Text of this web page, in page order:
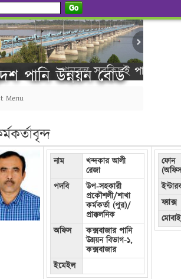
Go
পানি উন্নয়ন বোর্ড
প্রানবন্ত সবকিছুই পানি থেকে সৃষ্টি
Menu
----------গণ বিজ্ঞপ্তি ---------
নাম
খন্দকার আলী
রেজা
পদবি
উপ-সহকারী
প্রকৌশলী/শাখা
কর্মকর্তা (পুর)/
প্রাক্কলনিক
অফিস
কক্সবাজার পানি
উন্নয়ন বিভাগ-১,
কক্সবাজার
ইমেইল
ফোন
ফ্যাক্স